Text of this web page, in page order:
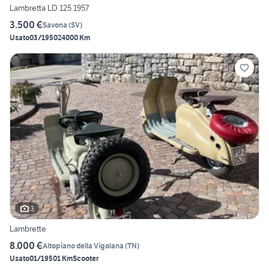
Lambretta LD 125 1957
3.500 €Savona (SV)
Usato03/195024000 Km
3
Lambrette
8.000 €Altopiano della Vigolana (TN)
Usato01/19501 KmScooter